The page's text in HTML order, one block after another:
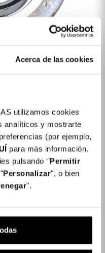
Acerca de las cookies
utilizamos cookies
analíticos y mostrarte
(por ejemplo,
para más información.
pulsando ‘’Permitir
Personalizar", o bien
".